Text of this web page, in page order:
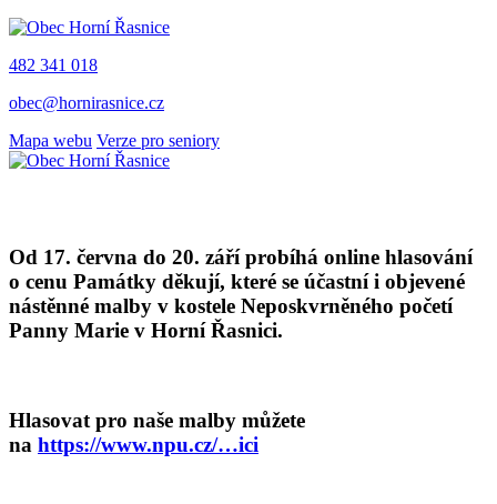
482 341 018
obec@hornirasnice.cz
Mapa webu Verze pro seniory
Od 17. června do 20. září probíhá online hlasování
o cenu Památky děkují, které se účastní i objevené
nástěnné malby v kostele Neposkvrněného početí
Panny Marie v Horní Řasnici.
Hlasovat pro naše malby můžete
na https://www.npu.cz/…ici